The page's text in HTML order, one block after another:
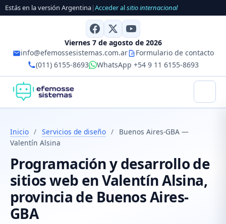
Estás en la versión Argentina|Acceder alsitio internacional
Viernes 7 de agosto de 2026
info@efemossesistemas.com.ar
Formulario de contacto
(011) 6155-8693
WhatsApp +54 9 11 6155-8693
Inicio / Servicios de diseño /
Buenos Aires-GBA —
Valentín Alsina
Programación y desarrollo de
sitios web en Valentín Alsina,
provincia de Buenos Aires-
GBA